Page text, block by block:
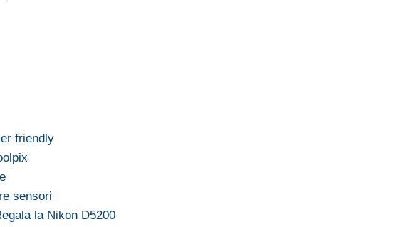
friendly
sensori
la Nikon D5200